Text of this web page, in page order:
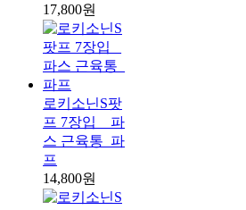
17,800원
로키소닌S팟
프 7장입 _ 파
스 근육통_파
프
14,800원